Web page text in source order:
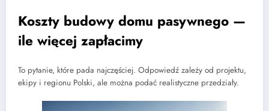
Koszty budowy domu pasywnego —
ile więcej zapłacimy
To pytanie, które pada najczęściej. Odpowiedź zależy od projektu,
ekipy i regionu Polski, ale można podać realistyczne przedziały.